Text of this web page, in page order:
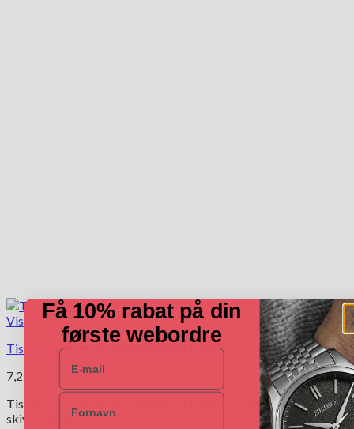
Vis
Tissot Powermatic 80 T0994071104800
7,295.00
Tissot Powermatic 80 T0994071104800, herreur i stål med blå
skive, safirglas.
Få 10% rabat på din
første webordre
E-mail
Navn